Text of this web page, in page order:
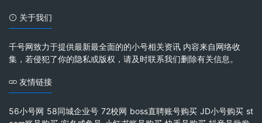
关于我们
千号网致力于提供最新最全面的的小号相关资讯 内容来自网络收
集，若侵犯了你的隐私或版权，请及时联系我们删除有关信息。
友情链接
56小号网 58同城企业号 72校网 boss直聘账号购买 JD小号购买 st